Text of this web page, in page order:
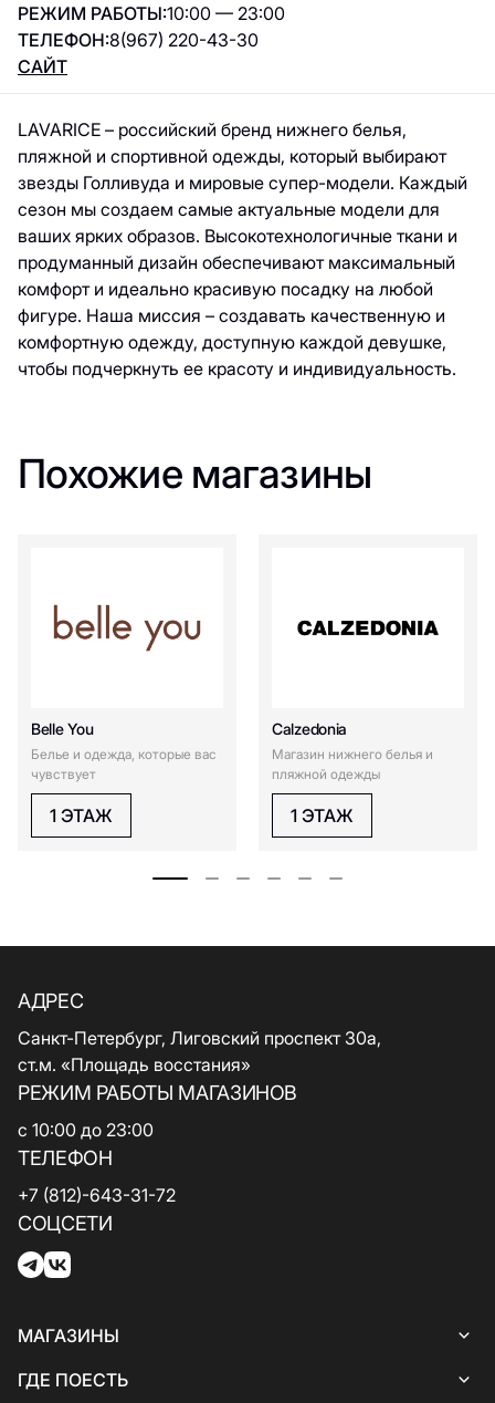
РЕЖИМ РАБОТЫ:10:00 — 23:00
ТЕЛЕФОН:8(967) 220-43-30
САЙТ
LAVARICE – российский бренд нижнего белья,
пляжной и спортивной одежды, который выбирают
звезды Голливуда и мировые супер-модели. Каждый
сезон мы создаем самые актуальные модели для
ваших ярких образов. Высокотехнологичные ткани и
продуманный дизайн обеспечивают максимальный
комфорт и идеально красивую посадку на любой
фигуре. Наша миссия – создавать качественную и
комфортную одежду, доступную каждой девушке,
чтобы подчеркнуть ее красоту и индивидуальность.
Похожие магазины
Belle You
Белье и одежда, которые вас
чувствует
1 ЭТАЖ
Calzedonia
Магазин нижнего белья и
пляжной одежды
1 ЭТАЖ
АДРЕС
Санкт-Петербург, Лиговский проспект 30а,
ст.м. «Площадь восстания»
РЕЖИМ РАБОТЫ МАГАЗИНОВ
с 10:00 до 23:00
ТЕЛЕФОН
+7 (812)-643-31-72
СОЦСЕТИ
МАГАЗИНЫ
Все магазины
ГДЕ ПОЕСТЬ